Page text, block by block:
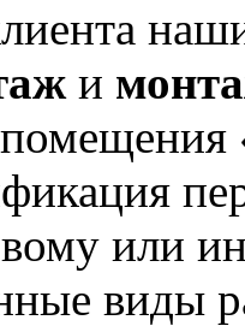
и
или
виды